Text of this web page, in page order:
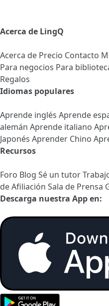
Acerca de LingQ
Acerca de Precio Contacto
Para negocios Para
Regalos
Idiomas populares
Aprende inglés Aprende
alemán Aprende italiano
Japonés Aprender Chino
Recursos
Foro Blog Sé un tutor
de Afiliación Sala de Prensa
Descarga nuestra App en: